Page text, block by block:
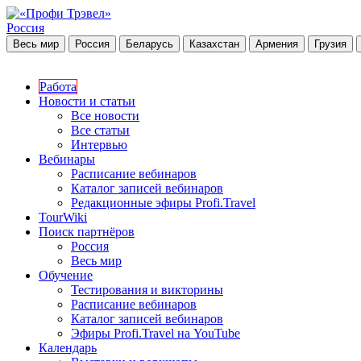
Россия
Весь мир Россия Беларусь Казахстан Армения Грузия
Работа
Новости и статьи
Все новости
Все статьи
Интервью
Вебинары
Расписание вебинаров
Каталог записей вебинаров
Редакционные эфиры Profi.Travel
TourWiki
Поиск партнёров
Россия
Весь мир
Обучение
Тестирования и викторины
Расписание вебинаров
Каталог записей вебинаров
Эфиры Profi.Travel на YouTube
Календарь